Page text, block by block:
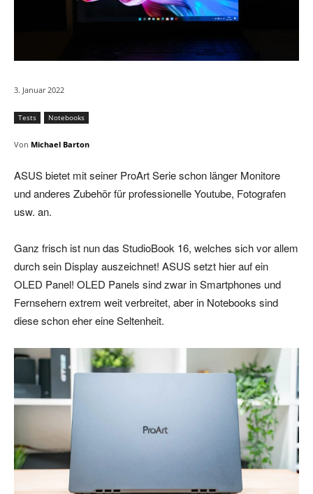
3. Januar 2022
Tests Notebooks
Von Michael Barton
ASUS bietet mit seiner ProArt Serie schon länger Monitore
und anderes Zubehör für professionelle Youtube, Fotografen
usw. an.
Ganz frisch ist nun das StudioBook 16, welches sich vor allem
durch sein Display auszeichnet! ASUS setzt hier auf ein
OLED Panel! OLED Panels sind zwar in Smartphones und
Fernsehern extrem weit verbreitet, aber in Notebooks sind
diese schon eher eine Seltenheit.